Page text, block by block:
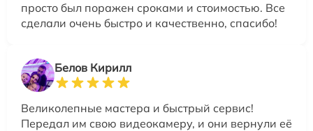
просто был поражен сроками и стоимостью. Все
сделали очень быстро и качественно, спасибо!
Белов Кирилл
Великолепные мастера и быстрый сервис!
Передал им свою видеокамеру, и они вернули её